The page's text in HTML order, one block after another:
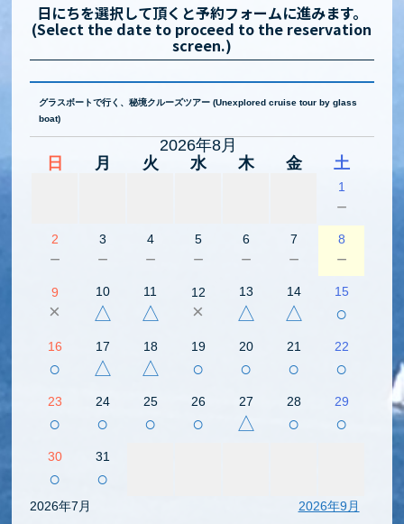
日にちを選択して頂くと予約フォームに進みます。
(Select the date to proceed to the reservation
screen.)
グラスボートで行く、秘境クルーズツアー (Unexplored cruise tour by glass
boat)
2026年8月
日
月 火 水 木 金 土
1
－
2
－
3
－
4
－
5
－
6
－
7
－
8
－
9
×
10
△
11
△
12
×
13
△
14
△
15
○
16
○
17
△
18
△
19
○
20
○
21
○
22
○
23
○
24
○
25
○
26
○
27
△
28
○
29
○
30
○
31
○
2026年7月 2026年9月